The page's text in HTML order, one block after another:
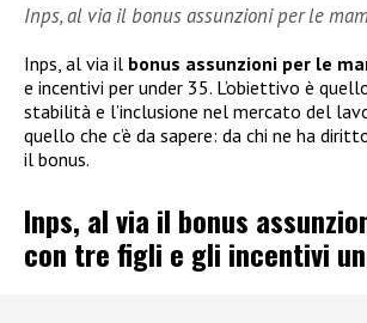
Inps, al via il bonus assunzioni per le
Inps, al via il bonus assunzioni per le
e incentivi per under 35. L’obiettivo è
stabilità e l’inclusione nel mercato del
quello che c’è da sapere: da chi ne ha
il bonus.
Inps, al via il bonus
con tre figli e gli incentivi